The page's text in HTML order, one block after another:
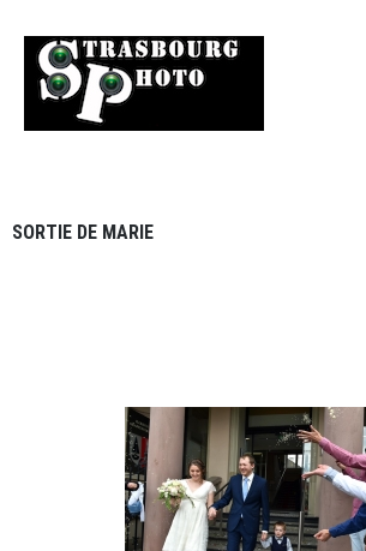
SORTIE DE MARIE